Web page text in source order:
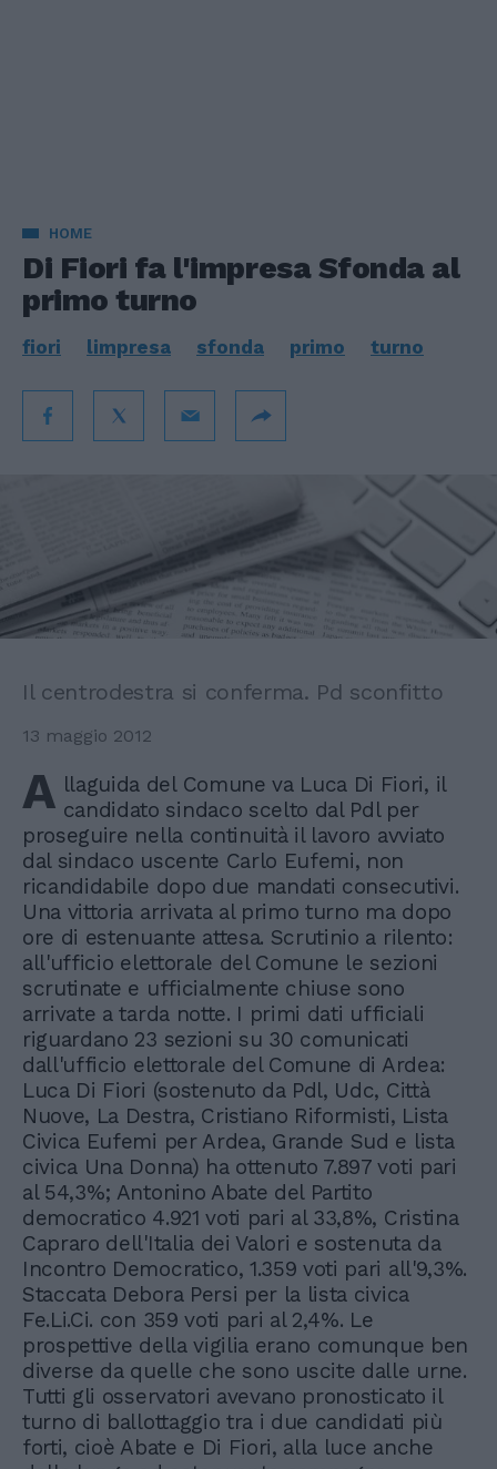
HOME
Di Fiori fa l'impresa Sfonda al
primo turno
fiori limpresa sfonda primo turno
Il centrodestra si conferma. Pd sconfitto
13 maggio 2012
A llaguida del Comune va Luca Di Fiori, il
candidato sindaco scelto dal Pdl per
proseguire nella continuità il lavoro avviato
dal sindaco uscente Carlo Eufemi, non
ricandidabile dopo due mandati consecutivi.
Una vittoria arrivata al primo turno ma dopo
ore di estenuante attesa. Scrutinio a rilento:
all'ufficio elettorale del Comune le sezioni
scrutinate e ufficialmente chiuse sono
arrivate a tarda notte. I primi dati ufficiali
riguardano 23 sezioni su 30 comunicati
dall'ufficio elettorale del Comune di Ardea:
Luca Di Fiori (sostenuto da Pdl, Udc, Città
Nuove, La Destra, Cristiano Riformisti, Lista
Civica Eufemi per Ardea, Grande Sud e lista
civica Una Donna) ha ottenuto 7.897 voti pari
al 54,3%; Antonino Abate del Partito
democratico 4.921 voti pari al 33,8%, Cristina
Capraro dell'Italia dei Valori e sostenuta da
Incontro Democratico, 1.359 voti pari all'9,3%.
Staccata Debora Persi per la lista civica
Fe.Li.Ci. con 359 voti pari al 2,4%. Le
prospettive della vigilia erano comunque ben
diverse da quelle che sono uscite dalle urne.
Tutti gli osservatori avevano pronosticato il
turno di ballottaggio tra i due candidati più
forti, cioè Abate e Di Fiori, alla luce anche